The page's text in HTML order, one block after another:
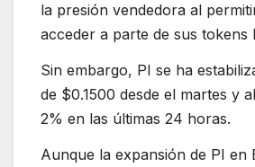
la presión vendedora al
acceder a parte de sus tokens
Sin embargo, PI se ha
de $0.1500 desde el martes y
2% en las últimas 24 horas.
Aunque la expansión de PI en